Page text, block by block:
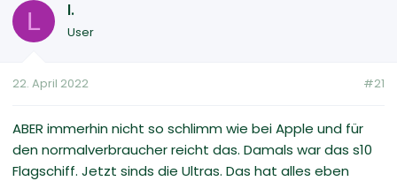
e
l
l
m
L l.
User
22. April 2022 #21
ABER immerhin nicht so schlimm wie bei Apple und für
den normalverbraucher reicht das. Damals war das s10
Flagschiff. Jetzt sinds die Ultras. Das hat alles eben